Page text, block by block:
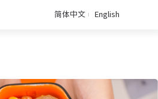
简体中文 English